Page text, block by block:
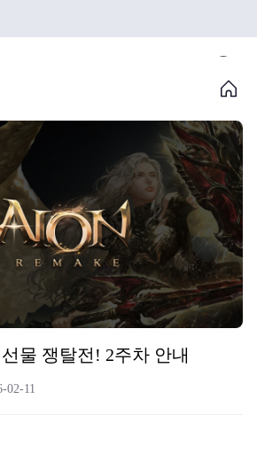
물 쟁탈전! 2주차 안내
02-11